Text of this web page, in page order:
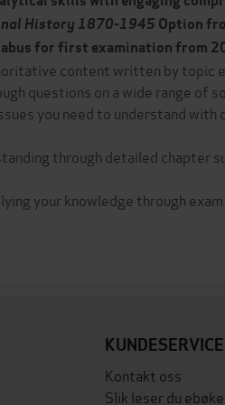
History 1870-1945 Option
for first examination from
content written by topic
questions on a wide range of
you need to understand with
through detailed chapter
your knowledge through exam
KUNDESERVICE
Kontakt oss
Slik leser du